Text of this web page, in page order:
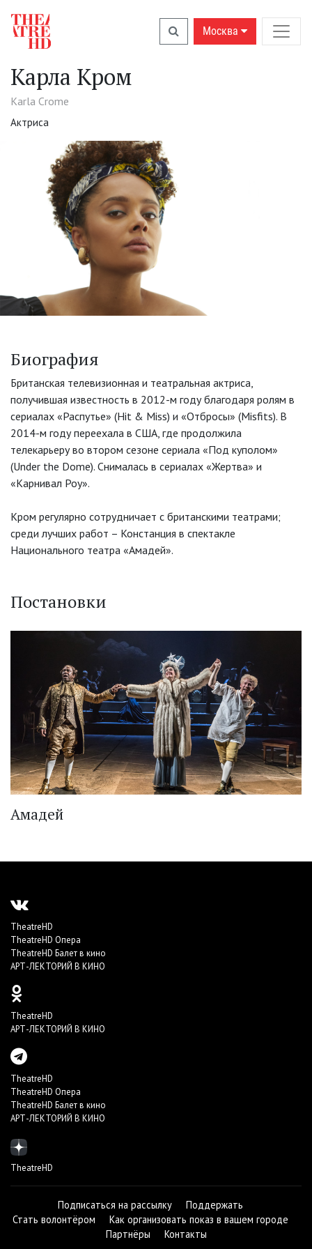
Москва
Карла Кром
Karla Crome
Актриса
Биография
Британская телевизионная и театральная актриса,
получившая известность в 2012-м году благодаря ролям в
сериалах «Распутье» (Hit & Miss) и «Отбросы» (Misfits). В
2014-м году переехала в США, где продолжила
телекарьеру во втором сезоне сериала «Под куполом»
(Under the Dome). Снималась в сериалах «Жертва» и
«Карнивал Роу».
Кром регулярно сотрудничает с британскими театрами;
среди лучших работ – Констанция в спектакле
Национального театра «Амадей».
Постановки
Амадей
TheatreHD
TheatreHD Опера
TheatreHD Балет в кино
АРТ-ЛЕКТОРИЙ В КИНО
TheatreHD
АРТ-ЛЕКТОРИЙ В КИНО
TheatreHD
TheatreHD Опера
TheatreHD Балет в кино
АРТ-ЛЕКТОРИЙ В КИНО
TheatreHD
Подписаться на рассылку
Поддержать
Стать волонтёром
Как организовать показ в вашем городе
Партнёры
Контакты